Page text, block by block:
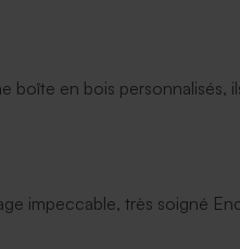
boîte en bois
impeccable, très soigné